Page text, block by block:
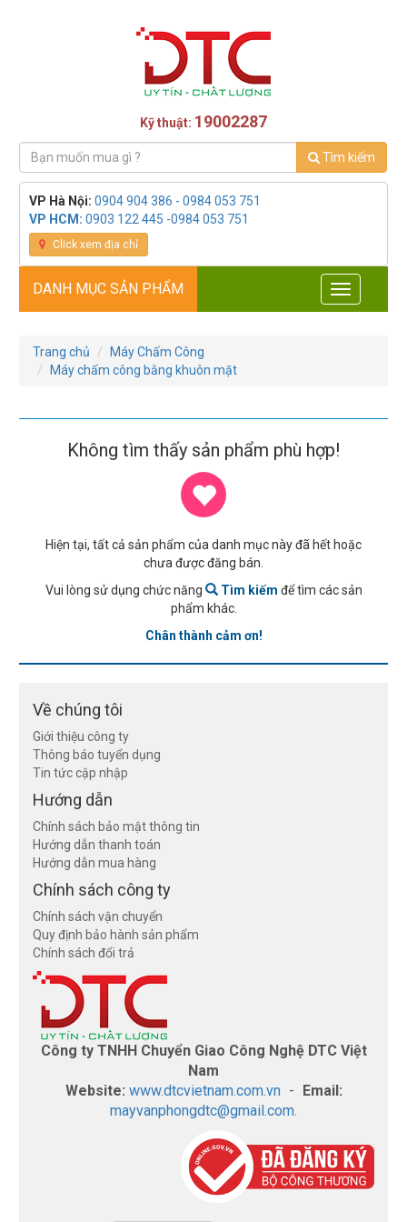
Kỹ thuật: 19002287
Tìm kiếm
VP Hà Nội:0904 904 386 - 0984 053 751
VP HCM:0903 122 445 -0984 053 751
Click xem địa chỉ
DANH MỤC SẢN PHẨM
Toggle
navigation
Trang chủ
Máy Chấm Công
Máy chấm công bằng khuôn mặt
Không tìm thấy sản phẩm phù hợp!
Hiện tại, tất cả sản phẩm của danh mục này đã hết hoặc
chưa được đăng bán.
Vui lòng sử dụng chức năng
Tìm kiếm để tìm các sản
phẩm khác.
Chân thành cảm ơn!
Về chúng tôi
Giới thiệu công ty
Thông báo tuyển dụng
Tin tức cập nhập
Hướng dẫn
Chính sách bảo mật thông tin
Hướng dẫn thanh toán
Hướng dẫn mua hàng
Chính sách công ty
Chính sách vận chuyển
Quy định bảo hành sản phẩm
Chính sách đổi trả
Công ty TNHH Chuyển Giao Công Nghệ DTC Việt
Nam
Website: www.dtcvietnam.com.vn - Email:
mayvanphongdtc@gmail.com.